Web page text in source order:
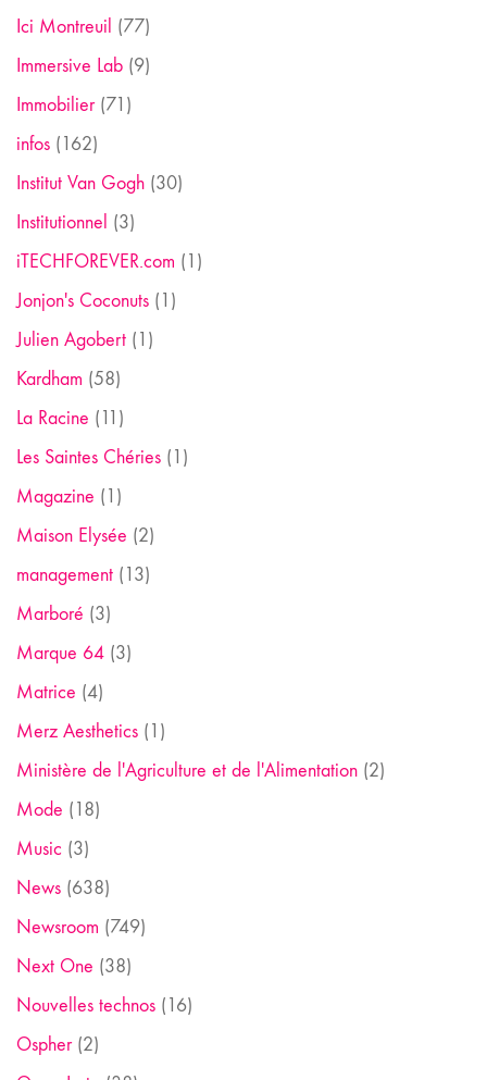
Ici Montreuil (77)
Immersive Lab (9)
Immobilier(71)
infos (162)
Institut Van Gogh (30)
Institutionnel (3)
iTECHFOREVER.com (1)
Jonjon's Coconuts (1)
Julien Agobert (1)
Kardham (58)
La Racine (11)
Les Saintes Chéries (1)
Magazine (1)
Maison Elysée (2)
management (13)
Marboré (3)
Marque 64 (3)
Matrice (4)
Merz Aesthetics (1)
Ministère de l'Agriculture et de l'Alimentation (2)
Mode (18)
Music (3)
News (638)
Newsroom (749)
Next One (38)
Nouvelles technos (16)
Ospher(2)